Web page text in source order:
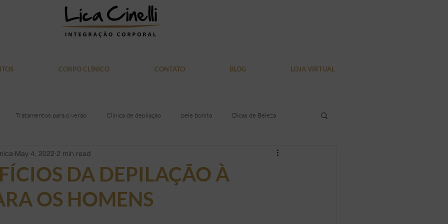
CORPO CLÍNICO CONTATO BLOG LOJA VIRTUAL
Tratamentos para o verão Clínica de depilação pele bonita Dicas de Beleza
Laser Soprano
Rosto Mulher Medicina
DA DEPILAÇÃO À
OS HOMENS
May 4, 2022 2 min read